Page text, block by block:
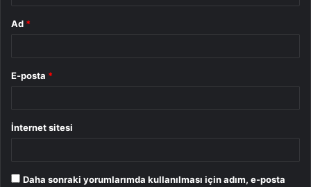
Ad *
E-posta *
İnternet sitesi
Daha sonraki yorumlarımda kullanılması için adım, e-posta